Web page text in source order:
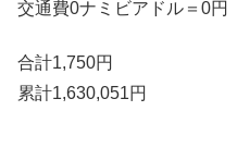
交通費0ナミビアドル＝0円
合計1,750円
累計1,630,051円